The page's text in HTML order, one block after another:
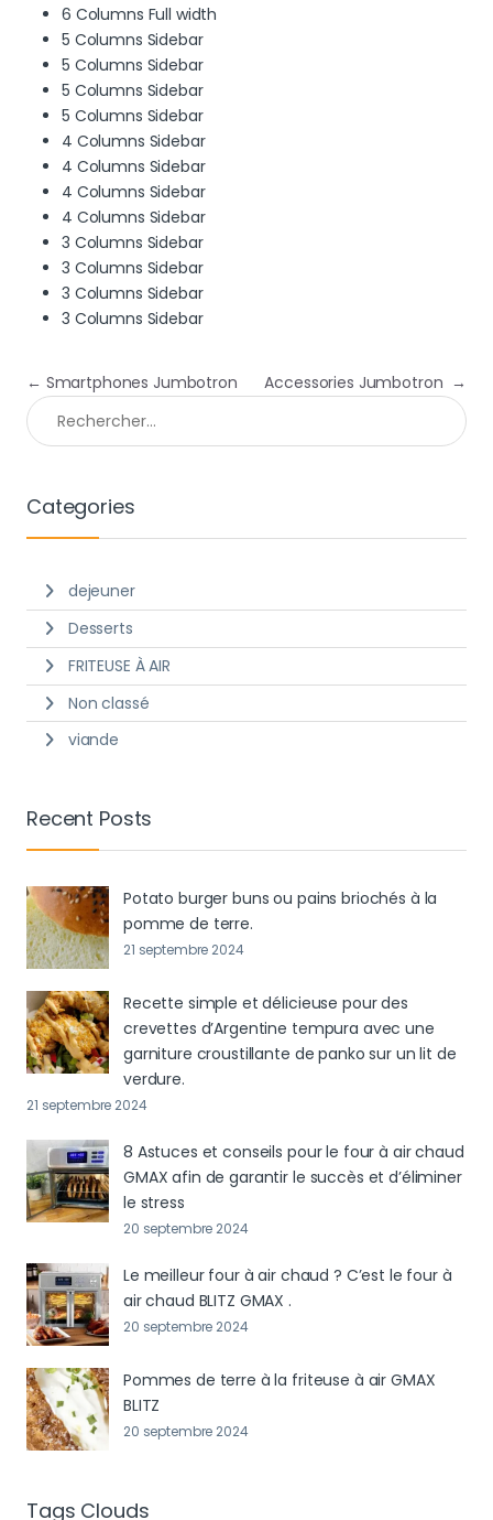
6 Columns Full width
5 Columns Sidebar
5 Columns Sidebar
5 Columns Sidebar
5 Columns Sidebar
4 Columns Sidebar
4 Columns Sidebar
4 Columns Sidebar
4 Columns Sidebar
3 Columns Sidebar
3 Columns Sidebar
3 Columns Sidebar
3 Columns Sidebar
Navigation de l’article
← Smartphones Jumbotron Accessories Jumbotron →
Rechercher :
Categories
dejeuner
Desserts
FRITEUSE À AIR
Non classé
viande
Recent Posts
Potato burger buns ou pains briochés à la
pomme de terre.
21 septembre 2024
Recette simple et délicieuse pour des
crevettes d’Argentine tempura avec une
garniture croustillante de panko sur un lit de
verdure.
21 septembre 2024
8 Astuces et conseils pour le four à air chaud
GMAX afin de garantir le succès et d’éliminer
le stress
20 septembre 2024
Le meilleur four à air chaud ? C’est le four à
air chaud BLITZ GMAX .
20 septembre 2024
Pommes de terre à la friteuse à air GMAX
BLITZ
20 septembre 2024
Tags Clouds